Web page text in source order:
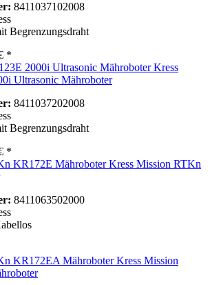
8411037102008
Begrenzungsdraht
*
Kress
Ultrasonic Mähroboter
8411037202008
Begrenzungsdraht
*
Kress Mission RTKn
8411063502000
Kress Mission